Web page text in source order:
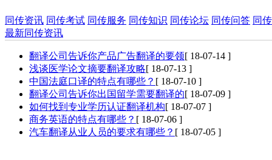
同传资讯 同传考试 同传服务 同传知识 同传论坛 同传问答 同
最新同传资讯
翻译公司告诉你产品广告翻译的要领[ 18-07-14 ]
浅谈医学论文摘要翻译攻略[ 18-07-13 ]
中国法庭口译的特点有哪些？ [ 18-07-10 ]
翻译公司告诉你出国留学需要翻译的[ 18-07-09 ]
如何找到专业学历认证翻译机构[ 18-07-07 ]
商务英语的特点有哪些？ [ 18-07-06 ]
汽车翻译从业人员的要求有哪些？ [ 18-07-05 ]